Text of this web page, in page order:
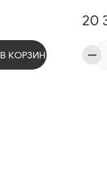
В КОРЗИНУ
20